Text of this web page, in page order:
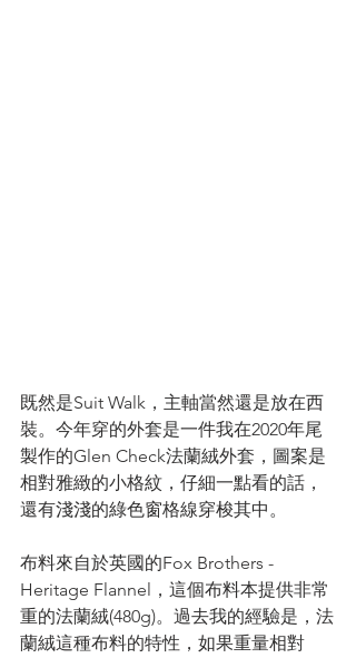
既然是Suit Walk，主軸當然還是放在西
裝。今年穿的外套是一件我在2020年尾
製作的Glen Check法蘭絨外套，圖案是
相對雅緻的小格紋，仔細一點看的話，
還有淺淺的綠色窗格線穿梭其中。
布料來自於英國的Fox Brothers -
Heritage Flannel，這個布料本提供非常
重的法蘭絨(480g)。過去我的經驗是，法
蘭絨這種布料的特性，如果重量相對